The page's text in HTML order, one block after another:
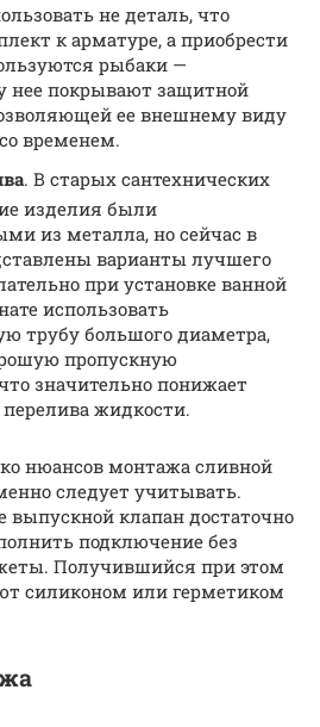
не деталь, что
к арматуре, а приобрести
рыбаки —
нее покрывают защитной
ее внешнему виду
временем.
. В старых сантехнических
изделия были
из металла, но сейчас в
варианты лучшего
при установке ванной
использовать
трубу большого диаметра,
пропускную
значительно понижает
жидкости.
нюансов монтажа сливной
следует учитывать.
выпускной клапан достаточно
подключение без
Получившийся при этом
силиконом или герметиком